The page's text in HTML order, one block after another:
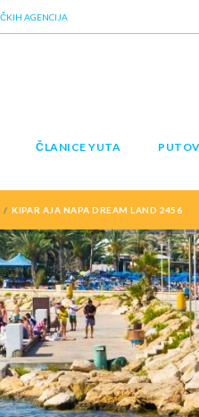
AGENCIJA
ČLANICE YUTA
KIPAR AJA NAPA DREAM LAND 2456